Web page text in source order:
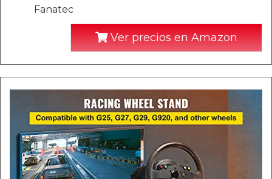
Fanatec
Ver precios en Amazon